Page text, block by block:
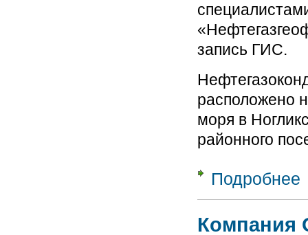
запись ГИС.
расположено
моря в
районного
Подробнее
Компания